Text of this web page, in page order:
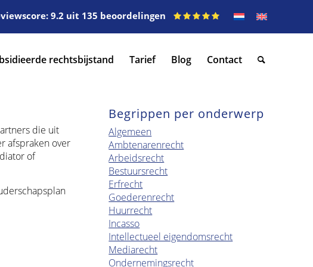
9.2 uit 135 beoordelingen
rechtsbijstand Tarief Blog Contact
die uit
afspraken over
of
Begrippen per onderwerp
Algemeen
Ambtenarenrecht
Arbeidsrecht
Bestuursrecht
Erfrecht
Goederenrecht
Huurrecht
Incasso
Intellectueel eigendomsrecht
Mediarecht
Ondernemingsrecht